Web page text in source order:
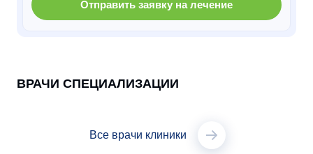
Отправить заявку на лечение
ВРАЧИ СПЕЦИАЛИЗАЦИИ
Все врачи клиники